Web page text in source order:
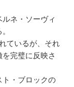
ネ・ソーヴィ
ているが、それ
完璧に反映さ
ト・ブロックの